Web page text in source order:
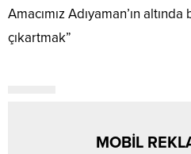
Amacımız Adıyaman’ın
çıkartmak”
MOBİL